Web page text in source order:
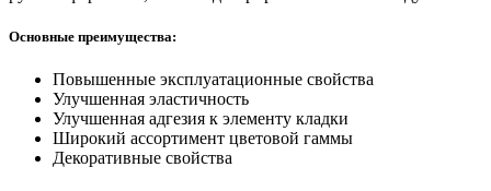
Основные преимущества:
Повышенные эксплуатационные свойства
Улучшенная эластичность
Улучшенная адгезия к элементу кладки
Широкий ассортимент цветовой гаммы
Декоративные свойства